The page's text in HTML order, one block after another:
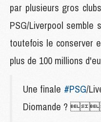
par plusieurs gros
PSG/Liverpool semble
toutefois le conserver
plus de 100 millions
Une finale #PSG/
Diomande ?